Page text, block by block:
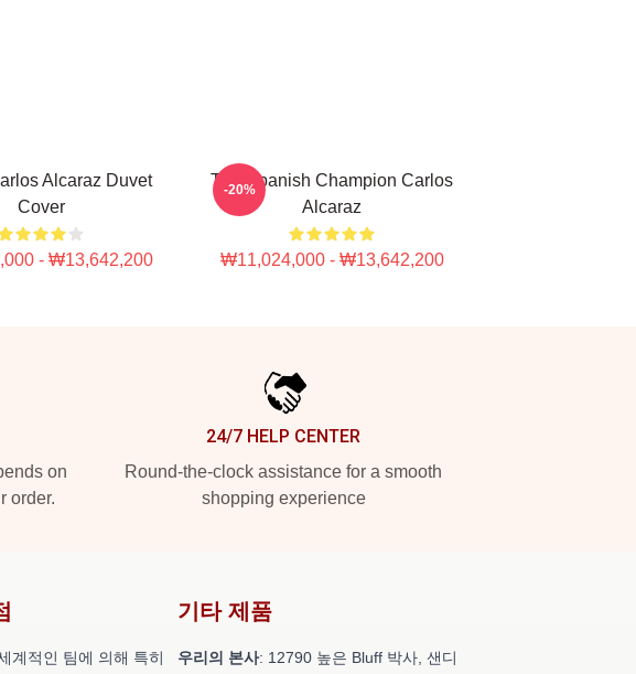
Alcaraz Duvet
Cover
- ₩13,642,200
The Spanish Champion Carlos
Alcaraz
₩11,024,000 - ₩13,642,200
-20%
on
order.
24/7 HELP CENTER
Round-the-clock assistance for a smooth
shopping experience
계적인 팀에 의해 특히
기타 제품
우리의 본사: 12790 높은 Bluff 박사, 샌디